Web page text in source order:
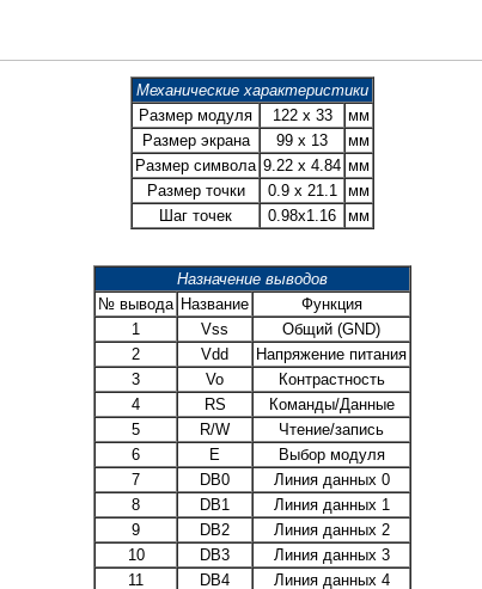
Механические характеристики
Размер модуля
122 x 33
мм
Размер экрана
99 x 13
мм
Размер символа 9.22 x 4.84 мм
Размер точки
0.9 x 21.1
мм
Шаг точек
0.98x1.16 мм
Назначение выводов
№ вывода Название
Функция
1
Vss
Общий (GND)
2
Vdd
Напряжение питания
3
Vo
Контрастность
4
RS
Команды/Данные
5
R/W
Чтение/запись
6
E
Выбор модуля
7
DB0
Линия данных 0
8
DB1
Линия данных 1
9
DB2
Линия данных 2
10
DB3
Линия данных 3
11
DB4
Линия данных 4